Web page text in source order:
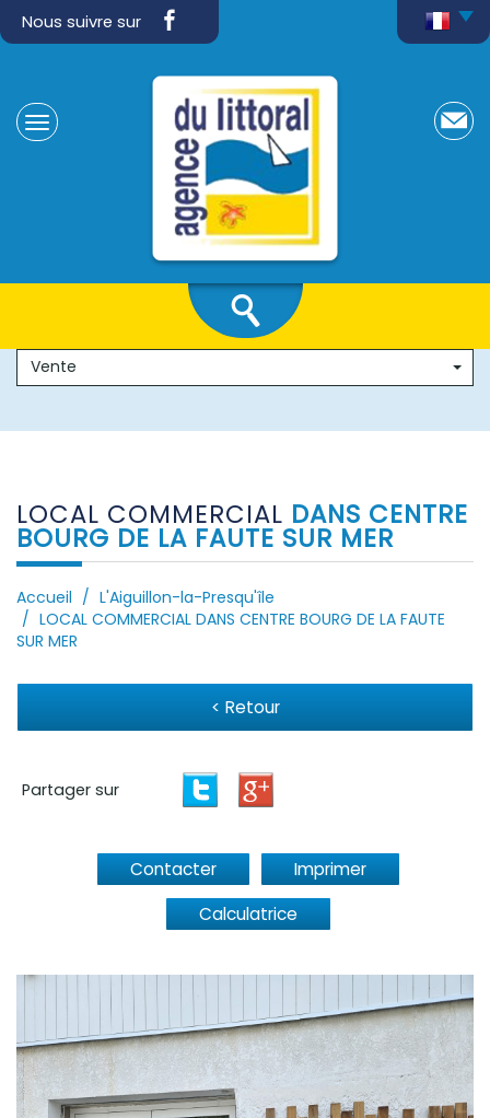
Nous suivre sur
Vente
LOCAL COMMERCIAL DANS CENTRE
BOURG DE LA FAUTE SUR MER
Accueil
L'Aiguillon-la-Presqu'île
LOCAL COMMERCIAL DANS CENTRE BOURG DE LA FAUTE
SUR MER
< Retour
Partager sur
Contacter
Imprimer
Calculatrice